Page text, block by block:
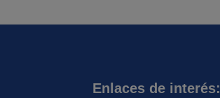
Enlaces de interés: